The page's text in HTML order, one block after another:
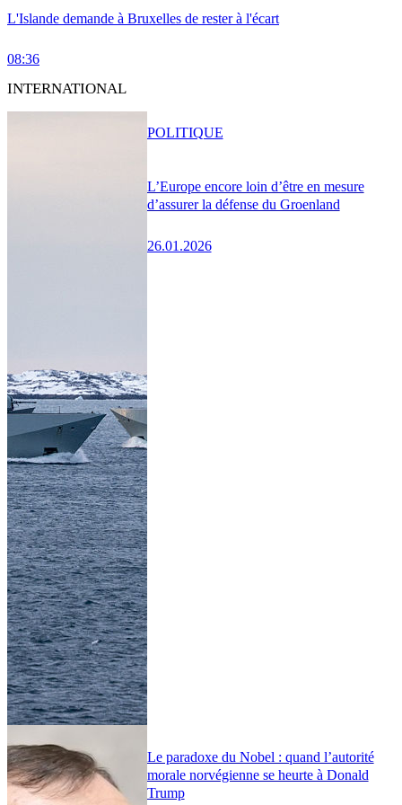
L'Islande demande à Bruxelles de rester à l'écart
08:36
INTERNATIONAL
L’Europe encore loin d’être en mesure
d’assurer la défense du Groenland
26.01.2026
POLITIQUE
Le paradoxe du Nobel : quand l’autorité
morale norvégienne se heurte à Donald
Trump